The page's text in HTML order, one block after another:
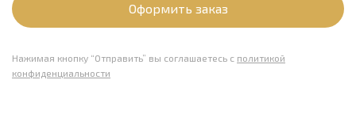
Оформить заказ
Нажимая кнопку “Отправить” вы соглашаетесь с политикой
конфиденциальности